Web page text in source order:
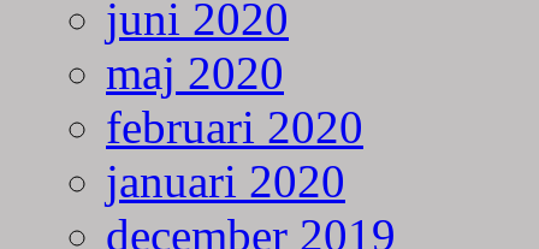
juni 2020
maj 2020
februari 2020
januari 2020
december 2019